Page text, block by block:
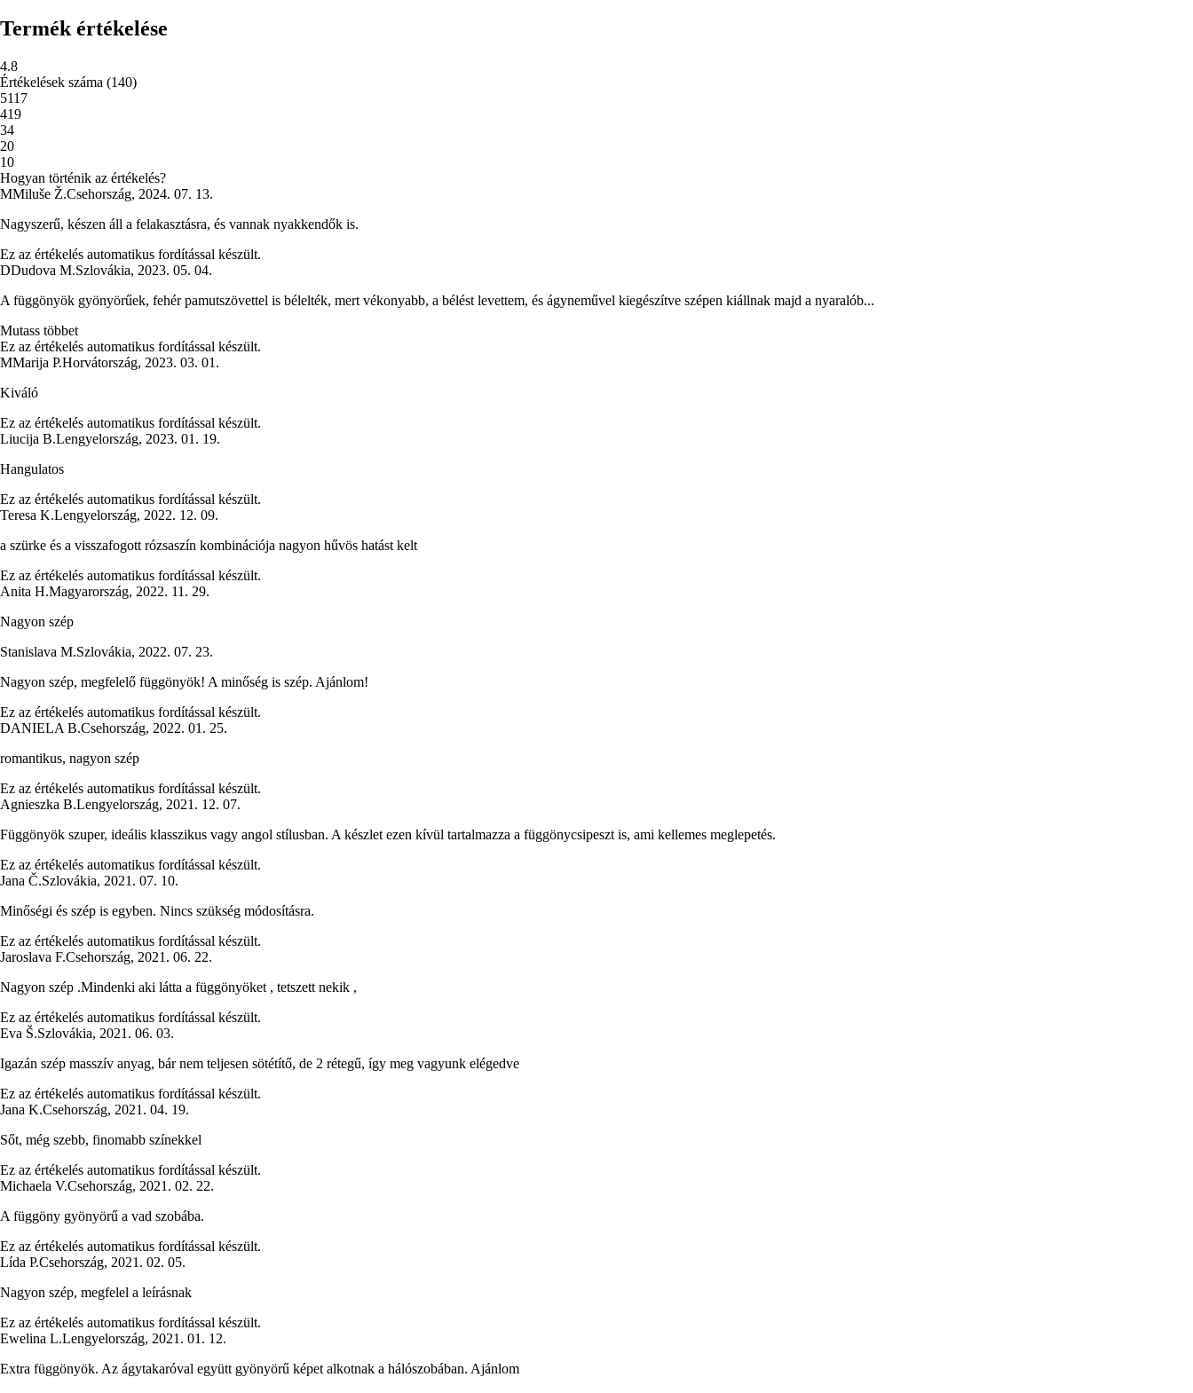
Termék értékelése
4.8
Értékelések száma (140)
5117
419
34
20
10
Hogyan történik az értékelés?
MMiluše Ž.Csehország, 2024. 07. 13.
Nagyszerű, készen áll a felakasztásra, és vannak nyakkendők is.
Ez az értékelés automatikus fordítással készült.
DDudova M.Szlovákia, 2023. 05. 04.
A függönyök gyönyörűek, fehér pamutszövettel is bélelték, mert vékonyabb, a bélést levettem, és ágyneművel kiegészítve szépen kiállnak majd a nyaralób...
Mutass többet
Ez az értékelés automatikus fordítással készült.
MMarija P.Horvátország, 2023. 03. 01.
Kiváló
Ez az értékelés automatikus fordítással készült.
Liucija B.Lengyelország, 2023. 01. 19.
Hangulatos
Ez az értékelés automatikus fordítással készült.
Teresa K.Lengyelország, 2022. 12. 09.
a szürke és a visszafogott rózsaszín kombinációja nagyon hűvös hatást kelt
Ez az értékelés automatikus fordítással készült.
Anita H.Magyarország, 2022. 11. 29.
Nagyon szép
Stanislava M.Szlovákia, 2022. 07. 23.
Nagyon szép, megfelelő függönyök! A minőség is szép. Ajánlom!
Ez az értékelés automatikus fordítással készült.
DANIELA B.Csehország, 2022. 01. 25.
romantikus, nagyon szép
Ez az értékelés automatikus fordítással készült.
Agnieszka B.Lengyelország, 2021. 12. 07.
Függönyök szuper, ideális klasszikus vagy angol stílusban. A készlet ezen kívül tartalmazza a függönycsipeszt is, ami kellemes meglepetés.
Ez az értékelés automatikus fordítással készült.
Jana Č.Szlovákia, 2021. 07. 10.
Minőségi és szép is egyben. Nincs szükség módosításra.
Ez az értékelés automatikus fordítással készült.
Jaroslava F.Csehország, 2021. 06. 22.
Nagyon szép .Mindenki aki látta a függönyöket , tetszett nekik ,
Ez az értékelés automatikus fordítással készült.
Eva Š.Szlovákia, 2021. 06. 03.
Igazán szép masszív anyag, bár nem teljesen sötétítő, de 2 rétegű, így meg vagyunk elégedve
Ez az értékelés automatikus fordítással készült.
Jana K.Csehország, 2021. 04. 19.
Sőt, még szebb, finomabb színekkel
Ez az értékelés automatikus fordítással készült.
Michaela V.Csehország, 2021. 02. 22.
A függöny gyönyörű a vad szobába.
Ez az értékelés automatikus fordítással készült.
Lída P.Csehország, 2021. 02. 05.
Nagyon szép, megfelel a leírásnak
Ez az értékelés automatikus fordítással készült.
Ewelina L.Lengyelország, 2021. 01. 12.
Extra függönyök. Az ágytakaróval együtt gyönyörű képet alkotnak a hálószobában. Ajánlom